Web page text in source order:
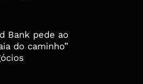
Bank pede ao
do caminho”